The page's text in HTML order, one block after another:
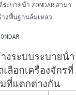
บายน้ํา ZONDAR สามา
งพื้นฐานล้มเหลว
งระบบระบายน้ํา
ลือกเครื่องจักรที่
ที่แตกต่างกัน